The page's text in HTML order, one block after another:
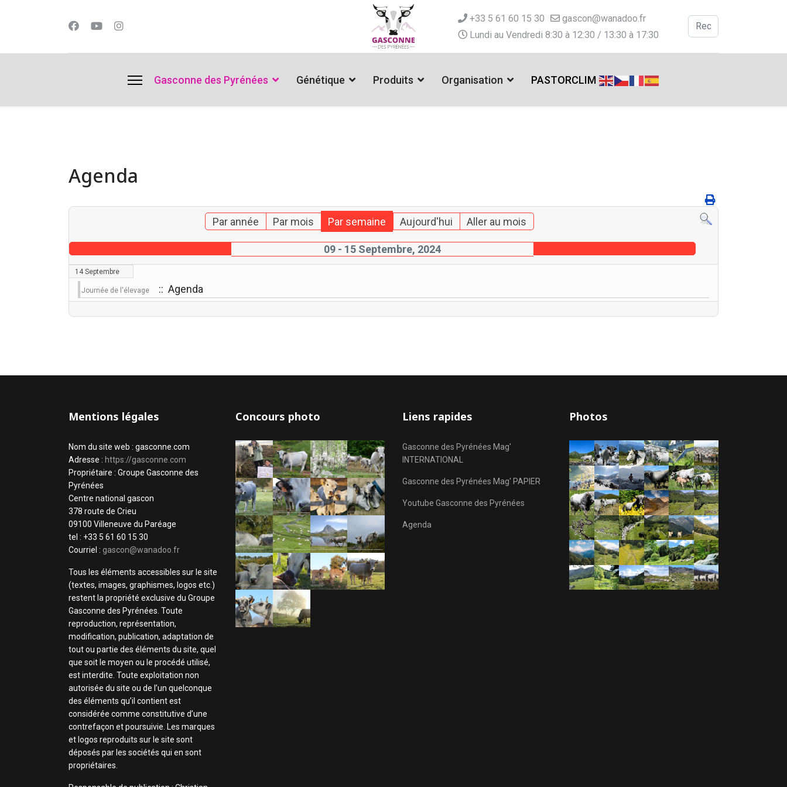
+33 5 61 60 15 30
gascon@wanadoo.fr
Lundi au Vendredi 8:30 à 12:30 / 13:30 à 17:30
Valider
Gasconne des Pyrénées Génétique Produits Organisation PASTORCLIM
Agenda
Par année Par mois Par semaine Aujourd'hui Aller au mois
09 - 15 Septembre, 2024
14 Septembre
Journée de l'élevage :: Agenda
Mentions légales
Nom du site web : gasconne.com
Adresse : https://gasconne.com
Propriétaire : Groupe Gasconne des
Pyrénées
Centre national gascon
378 route de Crieu
09100 Villeneuve du Paréage
tel : +33 5 61 60 15 30
Courriel : gascon@wanadoo.fr
Tous les éléments accessibles sur le site
(textes, images, graphismes, logos etc.)
restent la propriété exclusive du Groupe
Gasconne des Pyrénées. Toute
reproduction, représentation,
modification, publication, adaptation de
tout ou partie des éléments du site, quel
que soit le moyen ou le procédé utilisé,
est interdite. Toute exploitation non
autorisée du site ou de l’un quelconque
des éléments qu’il contient est
considérée comme constitutive d’une
contrefaçon et poursuivie. Les marques
et logos reproduits sur le site sont
déposés par les sociétés qui en sont
propriétaires.
Concours photo Liens rapides
Gasconne des Pyrénées Mag'
INTERNATIONAL
Gasconne des Pyrénées Mag' PAPIER
Youtube Gasconne des Pyrénées
Agenda
Photos